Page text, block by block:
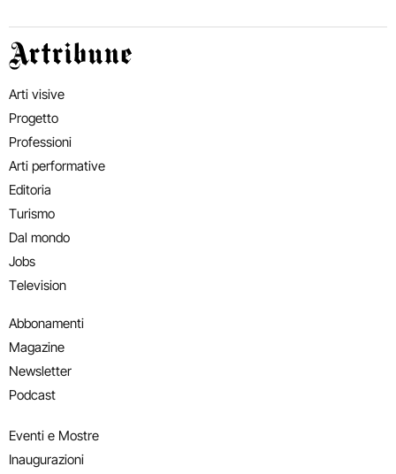
Artribune
Arti visive
Progetto
Professioni
Arti performative
Editoria
Turismo
Dal mondo
Jobs
Television
Abbonamenti
Magazine
Newsletter
Podcast
Eventi e Mostre
Inaugurazioni